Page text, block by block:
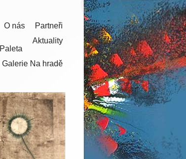
Partneři
O nás
Aktuality
Paleta
Galerie Na hradě